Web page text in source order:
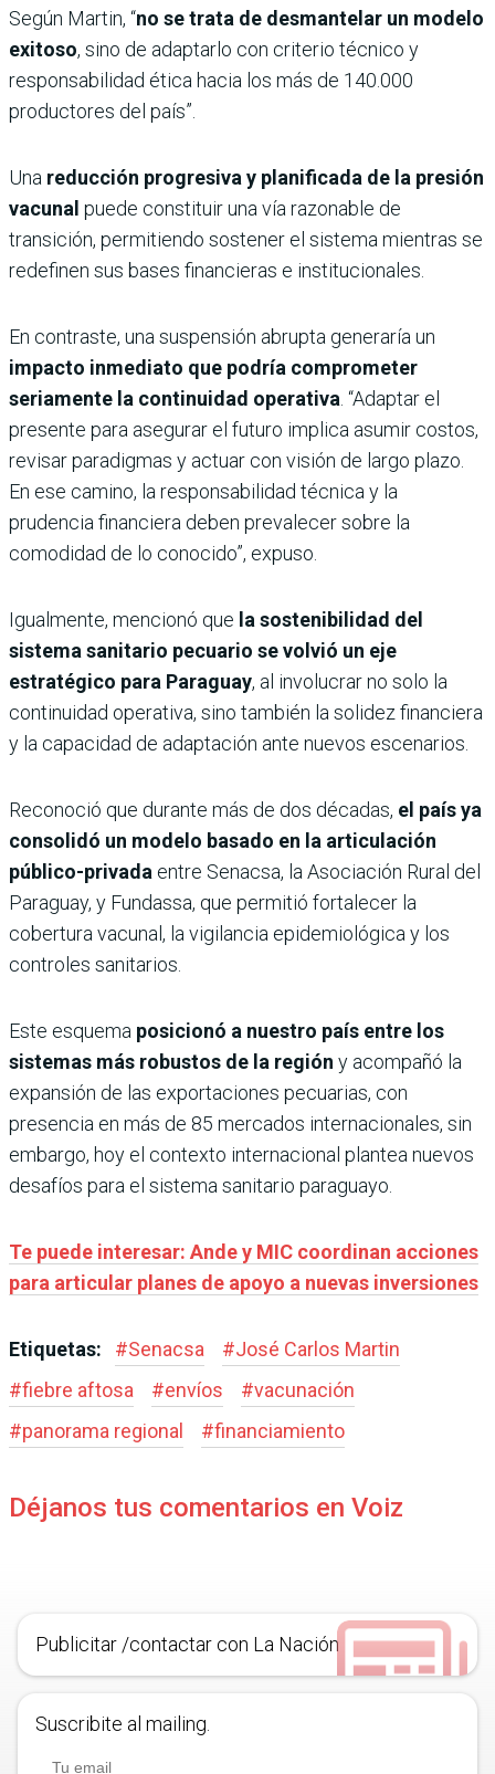
Según Martin, “no se trata de desmantelar un modelo
exitoso, sino de adaptarlo con criterio técnico y
responsabilidad ética hacia los más de 140.000
productores del país”.
Una reducción progresiva y planificada de la presión
vacunal puede constituir una vía razonable de
transición, permitiendo sostener el sistema mientras se
redefinen sus bases financieras e institucionales.
En contraste, una suspensión abrupta generaría un
impacto inmediato que podría comprometer
seriamente la continuidad operativa. “Adaptar el
presente para asegurar el futuro implica asumir costos,
revisar paradigmas y actuar con visión de largo plazo.
En ese camino, la responsabilidad técnica y la
prudencia financiera deben prevalecer sobre la
comodidad de lo conocido”, expuso.
Igualmente, mencionó que la sostenibilidad del
sistema sanitario pecuario se volvió un eje
estratégico para Paraguay, al involucrar no solo la
continuidad operativa, sino también la solidez financiera
y la capacidad de adaptación ante nuevos escenarios.
Reconoció que durante más de dos décadas, el país ya
consolidó un modelo basado en la articulación
público-privada entre Senacsa, la Asociación Rural del
Paraguay, y Fundassa, que permitió fortalecer la
cobertura vacunal, la vigilancia epidemiológica y los
controles sanitarios.
Este esquema posicionó a nuestro país entre los
sistemas más robustos de la región y acompañó la
expansión de las exportaciones pecuarias, con
presencia en más de 85 mercados internacionales, sin
embargo, hoy el contexto internacional plantea nuevos
desafíos para el sistema sanitario paraguayo.
Te puede interesar: Ande y MIC coordinan acciones
para articular planes de apoyo a nuevas inversiones
Etiquetas: #Senacsa #José Carlos Martin
#fiebre aftosa #envíos #vacunación
#panorama regional #financiamiento
Déjanos tus comentarios en Voiz
Publicitar /contactar con La Nación
Suscribite al mailing.